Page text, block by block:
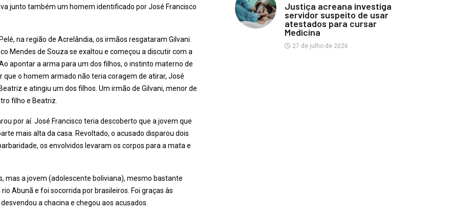
junto também um homem identificado por José Francisco
na região de Acrelândia, os irmãos resgataram Gilvani.
Mendes de Souza se exaltou e começou a discutir com a
apontar a arma para um dos filhos, o instinto materno de
o homem armado não teria coragem de atirar, José
e atingiu um dos filhos. Um irmão de Gilvani, menor de
filho e Beatriz.
por aí. José Francisco teria descoberto que a jovem que
mais alta da casa. Revoltado, o acusado disparou dois
os envolvidos levaram os corpos para a mata e
mas a jovem (adolescente boliviana), mesmo bastante
Abunã e foi socorrida por brasileiros. Foi graças às
a chacina e chegou aos acusados.
Justiça acreana investiga
servidor suspeito de usar
atestados para cursar
Medicina
27 de julho de 2026